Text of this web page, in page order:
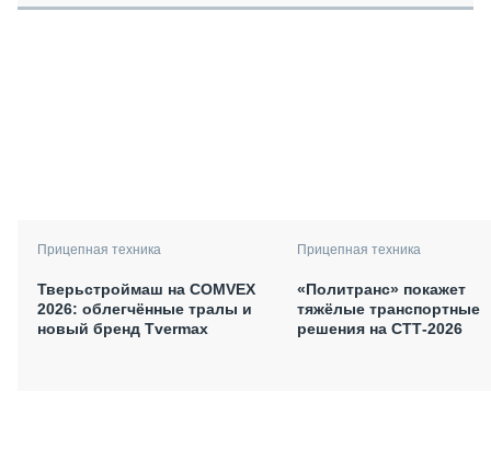
Прицепная техника
Тверьстроймаш на COMVEX
2026: облегчённые тралы и
новый бренд Tvermax
Прицепная техника
«Политранс» покажет
тяжёлые транспортные
решения на СТТ-2026